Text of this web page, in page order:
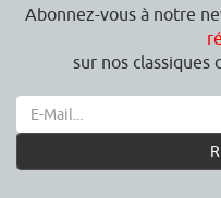
Abonnez-vous à notre
sur nos classiques